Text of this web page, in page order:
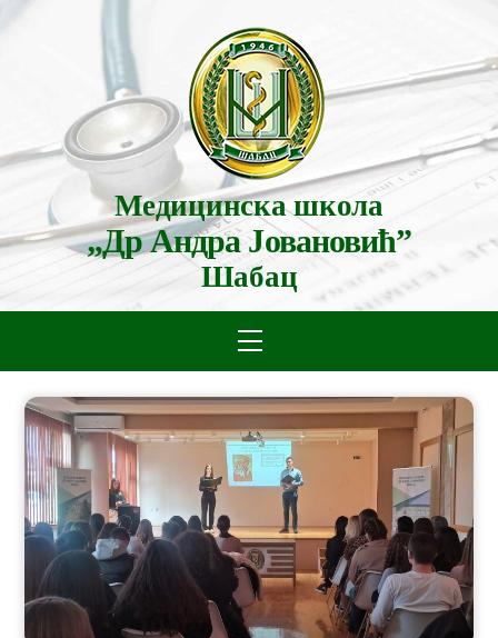
Медицинска школа
„Др Андра Јовановић”
Шабац
Menu